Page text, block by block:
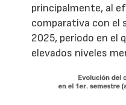
principalmente, al
comparativa con el
2025, período en el
elevados niveles